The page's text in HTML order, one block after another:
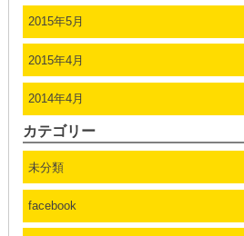
2015年5月
2015年4月
2014年4月
カテゴリー
未分類
facebook